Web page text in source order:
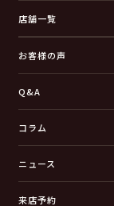
店舗一覧
お客様の声
Q&A
コラム
ニュース
来店予約